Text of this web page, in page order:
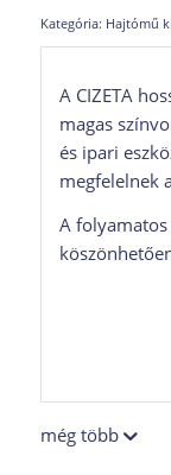
Kategória: Hajtómű
A CIZETA
magas
és ipari
megfelelnek
A
még több